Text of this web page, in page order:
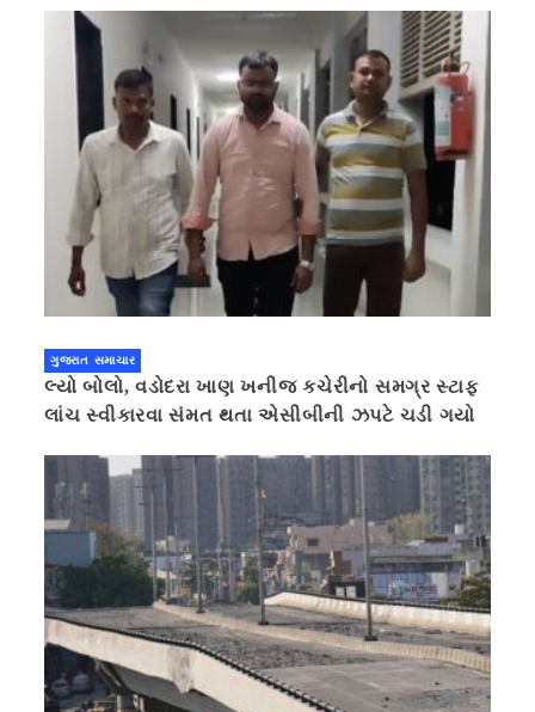
ગુજરાત સમાચાર
લ્યો બોલો, વડોદરા ખાણ ખનીજ કચેરીનો સમગ્ર સ્ટાફ
લાંચ સ્વીકારવા સંમત થતા એસીબીની ઝપટે ચડી ગયો